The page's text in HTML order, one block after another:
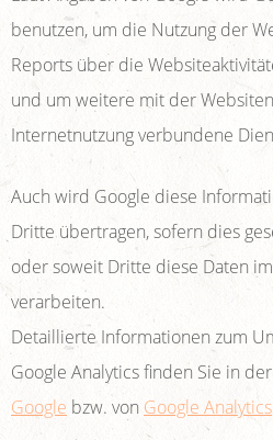
benutzen, um die Nutzung der
Reports über die
und um weitere mit der
Internetnutzung verbundene
Auch wird Google diese
Dritte übertragen, sofern dies
oder soweit Dritte diese Daten
verarbeiten.
Detaillierte Informationen zum
Google Analytics finden Sie in der
Google bzw. von Google Analytics